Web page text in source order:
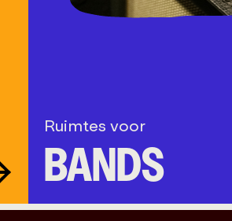
Ruimtes voor
BANDS